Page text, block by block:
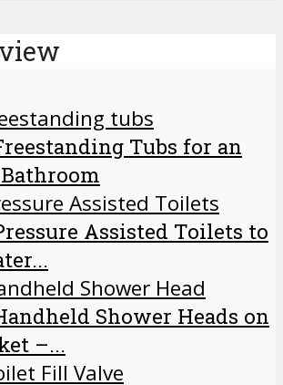
Tubs for an
Assisted Toilets to
Shower Heads on
–...